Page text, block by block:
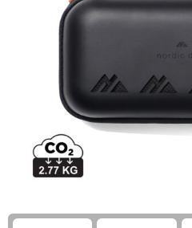
Business trolleys
Kledingtassen
Laptophoezen & -tassen
Tablettassen
Reistassen & Trolleys
Giftcards